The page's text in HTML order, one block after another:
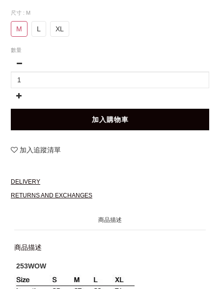
尺寸 : M
M L XL
數量
加入購物車
加入追蹤清單
DELIVERY
RETURNS AND EXCHANGES
商品描述
商品描述
253WOW